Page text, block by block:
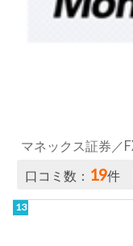
マネックス証券／
口コミ数： 19件